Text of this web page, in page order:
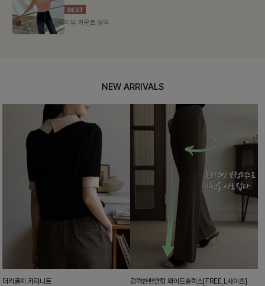
리뷰 카운트 영역
NEW ARRIVALS
더리골지 카라니트 강력한편안함 와이드슬랙스[FREE,L사이즈]